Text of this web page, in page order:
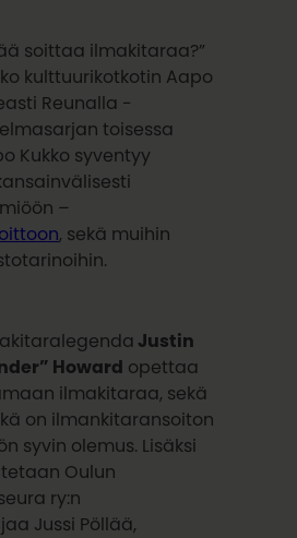
soittaa ilmakitaraa?”
kulttuurikotkotin Aapo
Reunalla -
toisessa
Kukko syventyy
–
, sekä muihin
Justin
Howard opettaa
ilmakitaraa, sekä
on ilmankitaransoiton
syvin olemus. Lisäksi
Oulun
ry:n
Jussi Pöllää,